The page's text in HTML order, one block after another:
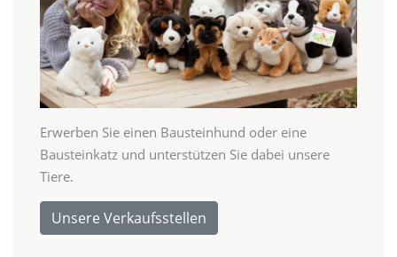
Erwerben Sie einen Bausteinhund oder eine
Bausteinkatz und unterstützen Sie dabei unsere
Tiere.
Unsere Verkaufsstellen